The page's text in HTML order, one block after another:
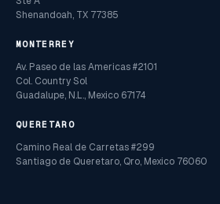
Shenandoah, TX 77385
MONTERREY
Av. Paseo de las Americas #2101
Col. Country Sol
Guadalupe, N.L., Mexico 67174
QUERETARO
Camino Real de Carretas #299
Santiago de Queretaro, Qro, Mexico 76060